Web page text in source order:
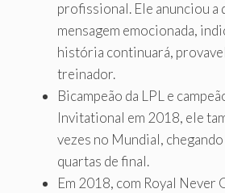
profissional. Ele anunciou a
mensagem emocionada,
história continuará,
treinador.
Bicampeão da LPL e
Invitational em 2018, ele
vezes no Mundial, chegando
quartas de final.
Em 2018, com Royal Never